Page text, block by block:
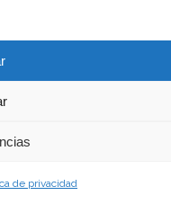
de privacidad